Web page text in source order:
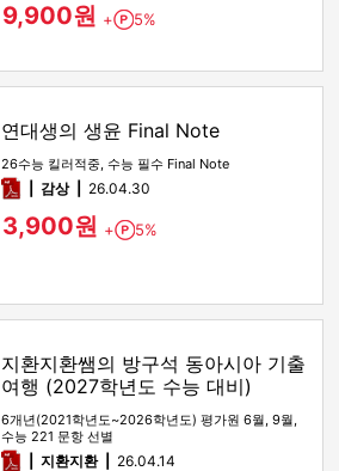
9,900원 + Point
5%
연대생의 생윤 Final Note
26수능 킬러적중, 수능 필수 Final Note
pdf감상​ 26.04.30
3,900원 + Point
5%
지환지환쌤의 방구석 동아시아 기출
여행 (2027학년도 수능 대비)
6개년(2021학년도~2026학년도) 평가원 6월, 9월,
수능 221 문항 선별
pdf지환지환 26.04.14